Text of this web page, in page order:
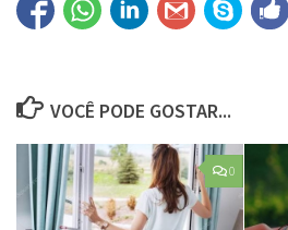
VOCÊ PODE GOSTAR...
0